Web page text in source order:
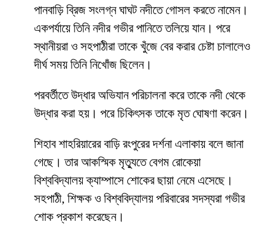
পানবাড়ি ব্রিজ সংলগ্ন ঘাঘট নদীতে গোসল করতে নামেন।
একপর্যায়ে তিনি নদীর গভীর পানিতে তলিয়ে যান। পরে
স্থানীয়রা ও সহপাঠীরা তাকে খুঁজে বের করার চেষ্টা চালালেও
দীর্ঘ সময় তিনি নিখোঁজ ছিলেন।
পরবর্তীতে উদ্ধার অভিযান পরিচালনা করে তাকে নদী থেকে
উদ্ধার করা হয়। পরে চিকিৎসক তাকে মৃত ঘোষণা করেন।
শিহাব শাহরিয়ারের বাড়ি রংপুরের দর্শনা এলাকায় বলে জানা
গেছে। তার আকস্মিক মৃত্যুতে বেগম রোকেয়া
বিশ্ববিদ্যালয় ক্যাম্পাসে শোকের ছায়া নেমে এসেছে।
সহপাঠী, শিক্ষক ও বিশ্ববিদ্যালয় পরিবারের সদস্যরা গভীর
শোক প্রকাশ করেছেন।